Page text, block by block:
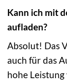
Kann ich mit
aufladen?
Absolut! Das
auch für das
hohe